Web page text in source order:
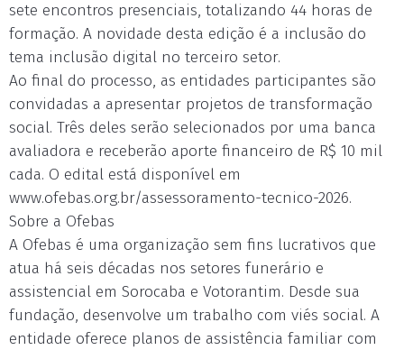
sete encontros presenciais, totalizando 44 horas de
formação. A novidade desta edição é a inclusão do
tema inclusão digital no terceiro setor.
Ao final do processo, as entidades participantes são
convidadas a apresentar projetos de transformação
social. Três deles serão selecionados por uma banca
avaliadora e receberão aporte financeiro de R$ 10 mil
cada. O edital está disponível em
www.ofebas.org.br/assessoramento-tecnico-2026.
Sobre a Ofebas
A Ofebas é uma organização sem fins lucrativos que
atua há seis décadas nos setores funerário e
assistencial em Sorocaba e Votorantim. Desde sua
fundação, desenvolve um trabalho com viés social. A
entidade oferece planos de assistência familiar com